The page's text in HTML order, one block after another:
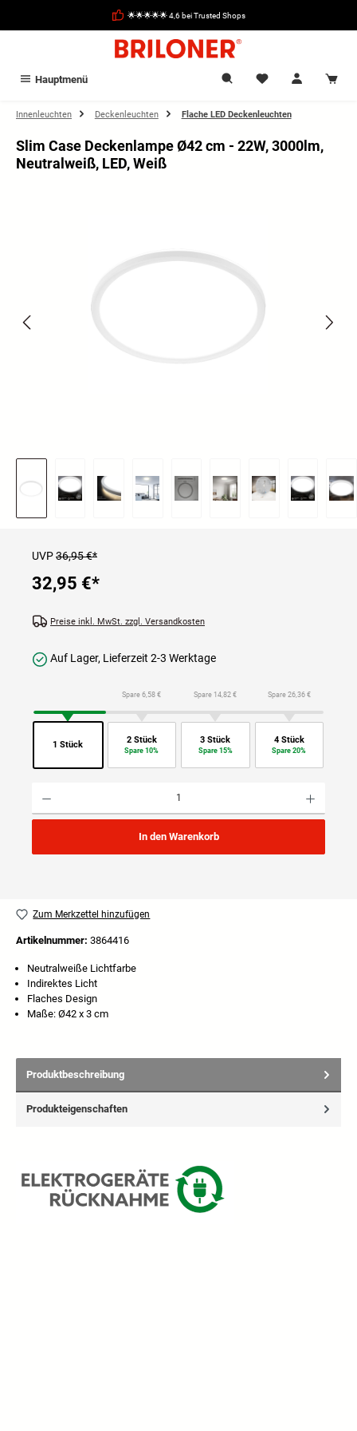
🌟🌟🌟🌟🌟 4,6 bei Trusted Shops
Hauptmenü
Innenleuchten Deckenleuchten Flache LED Deckenleuchten
Slim Case Deckenlampe Ø42 cm - 22W, 3000lm,
Neutralweiß, LED, Weiß
UVP36,95 €*
32,95 €*
Preise inkl. MwSt. zzgl. Versandkosten
Auf Lager, Lieferzeit 2-3 Werktage
1 Stück
Spare 6,58 €
2 Stück
Spare 10%
Spare 14,82 €
3 Stück
Spare 15%
Spare 26,36 €
4 Stück
Spare 20%
In den Warenkorb
Zum Merkzettel hinzufügen
Artikelnummer: 3864416
Neutralweiße Lichtfarbe
Indirektes Licht
Flaches Design
Maße: Ø42 x 3 cm
Produktbeschreibung
Produkteigenschaften